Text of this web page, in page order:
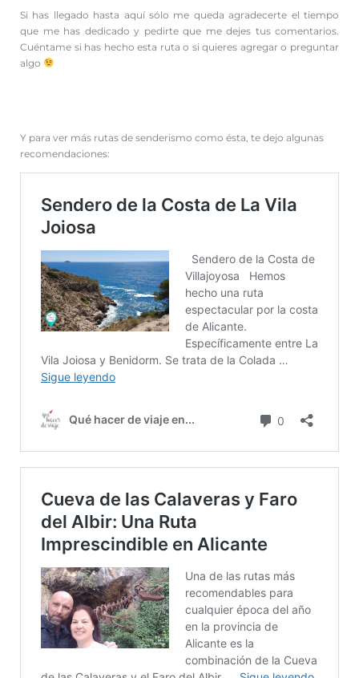
Si has llegado hasta aquí sólo me queda agradecerte el tiempo
que me has dedicado y pedirte que me dejes tus comentarios.
Cuéntame si has hecho esta ruta o si quieres agregar o preguntar
algo
Y para ver más rutas de senderismo como ésta, te dejo algunas
recomendaciones: